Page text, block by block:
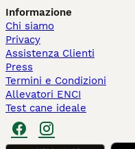
Informazione
Chi siamo
Privacy
Assistenza Clienti
Press
Termini e Condizioni
Allevatori ENCI
Test cane ideale